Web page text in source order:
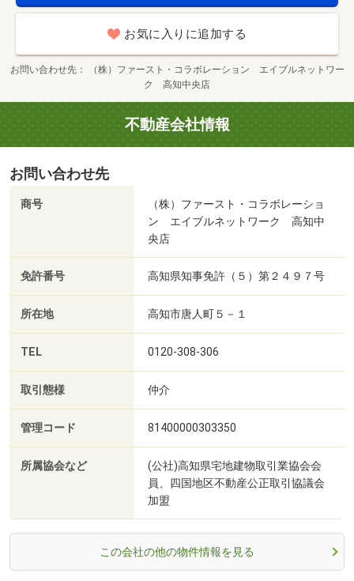
お気に入りに追加する
お問い合わせ先
（株）ファースト・コラボレーション エイブルネットワー
ク 高知中央店
不動産会社情報
お問い合わせ先
商号
（株）ファースト・コラボレーショ
ン エイブルネットワーク 高知中
央店
免許番号 高知県知事免許（５）第２４９７号
所在地 高知市唐人町５－１
TEL 0120-308-306
取引態様 仲介
管理コード 81400000303350
所属協会など
(公社)高知県宅地建物取引業協会会
員、四国地区不動産公正取引協議会
加盟
この会社の他の物件情報を見る